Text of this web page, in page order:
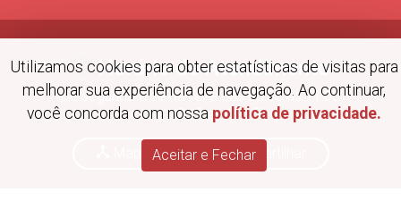
Horário de Atendimento
De segunda a sexta-feira das 08:00 às 11:00
e das 12:15 as 17:15h.
Mapa do Site | Compartilhar
Utilizamos cookies para obter estatísticas de visitas para
melhorar sua experiência de navegação. Ao continuar,
você concorda com nossa política de privacidade.
Aceitar e Fechar